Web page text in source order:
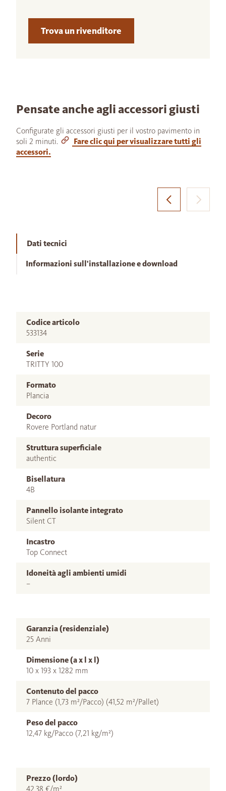
Trova un rivenditore
Pensate anche agli accessori giusti
Configurate gli accessori giusti per il vostro pavimento in
soli 2 minuti.
Fare clic qui per visualizzare tutti gli
accessori.
Dati tecnici
Informazioni sull'installazione e download
Codice articolo
533134
Serie
TRITTY 100
Formato
Plancia
Decoro
Rovere Portland natur
Struttura superficiale
authentic
Bisellatura
4B
Pannello isolante integrato
Silent CT
Incastro
Top Connect
Idoneità agli ambienti umidi
–
Garanzia (residenziale)
25 Anni
Dimensione (a x l x l)
10 x 193 x 1282 mm
Contenuto del pacco
7 Plance (1,73 m²/Pacco) (41,52 m²/Pallet)
Peso del pacco
12,47 kg/Pacco (7,21 kg/m²)
Prezzo (lordo)
42,38 €/m²